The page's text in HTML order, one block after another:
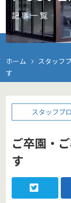
記事一覧
ホーム スタッフ
す
スタッフブ
ご卒園・
す